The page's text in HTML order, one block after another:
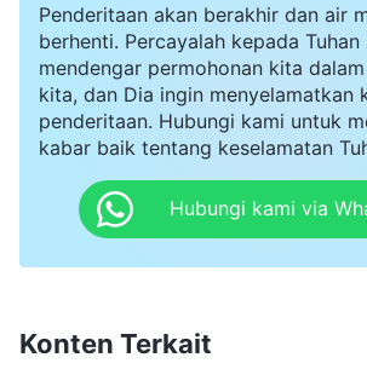
dalam tipu muslihat mereka.
mereka kembali membuatku
menolak denagn tegas, dan pada
mereka melepaskanku.
Sesampainya di rumah, aku tidak
sebelumnya: " Terhadap mereka
Penderitaan akan berakhir dan air
berhenti. Percayalah kepada Tuhan
mendengar permohonan kita
kita, dan Dia ingin menyelamatkan
penderitaan. Hubungi kami untuk
kabar baik tentang keselamatan
Hubungi kami via
Konten Terkait